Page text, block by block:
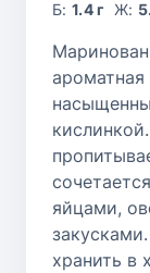
Б:1.4 г Ж:
ароматная
яйцами,
хранить в